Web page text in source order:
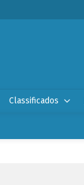
Classificados